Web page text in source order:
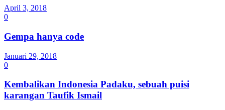
April 3, 2018
0
Gempa hanya code
Januari 29, 2018
0
Kembalikan Indonesia Padaku, sebuah puisi
karangan Taufik Ismail